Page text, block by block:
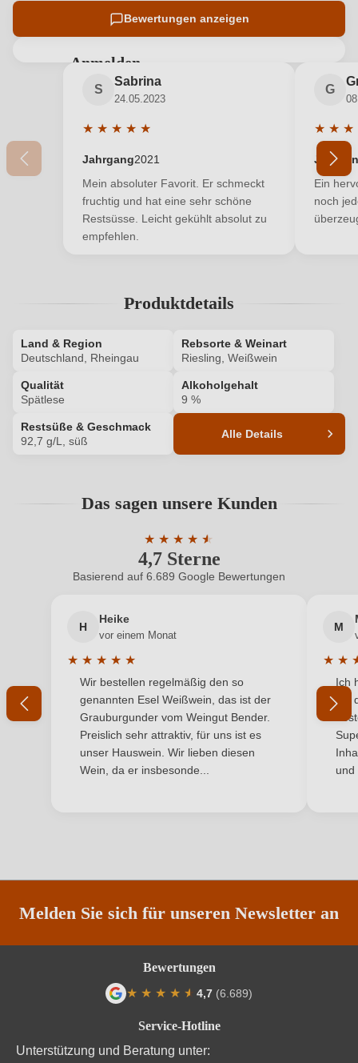
Bewertungen anzeigen
Anmelden
Bewertungen können nur von angemeldeten
Benutzern abgegeben werden. Bitte loggen Sie sich
Ihre E-Mail-Adresse
S
Sabrina
24.05.2023
★ ★ ★ ★ ★
Durchschnittliche Bewertung von 5 von 5
Jahrgang2021
Mein absoluter Favorit. Er schmeckt
fruchtig und hat eine sehr schöne
Restsüsse. Leicht gekühlt absolut zu
empfehlen.
G
★ ★ ★
Ein
noch
Produktdetails
Land & Region
Deutschland, Rheingau
Rebsorte & Weinart
Riesling, Weißwein
Qualität
Spätlese
Alkoholgehalt
9 %
Restsüße & Geschmack
92,7 g/L, süß
Alle Details
Alkoholgehalt in %
Edelstahltank
Flaschenverschluss
Geschmack Süß
Hersteller Trenz
Weingut Trenz, Schulstraße 1, 65366 Geisenheim-
Johannisberg, Deutschland
Das sagen unsere Kunden
4,7 Sterne
★ ★ ★ ★ ★
★
Durchschnittliche Bewertung von 4.7
Basierend auf 6.689 Google Bewertungen
H
Heike
vor einem Monat
★ ★ ★ ★ ★
Durchschnittliche Bewertung von 5 von 5 Sternen
Wir bestellen regelmäßig den so
genannten Esel Weißwein, das ist der
Grauburgunder vom Weingut Bender.
Preislich sehr attraktiv, für uns ist es
unser Hauswein. Wir lieben diesen
Wein, da er insbesonde...
M
★ ★
Ich
mit
und
Melden Sie sich für unseren Newsletter an
Service-Hotline
Unterstützung und Beratung unter:
Bewertungen
★ ★ ★ ★ ★
★ 4,7 (6.689)